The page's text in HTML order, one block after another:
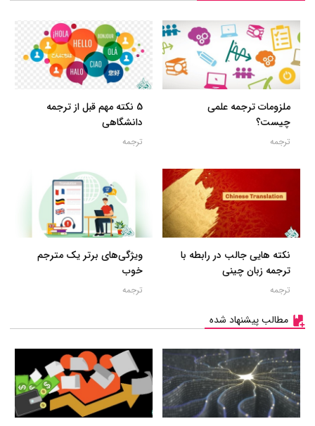
ملزومات ترجمه علمی
چیست؟
ترجمه
5 نکته مهم قبل از ترجمه
دانشگاهی
ترجمه
نکته هایی جالب در رابطه با
ترجمه زبان چینی
ترجمه
ویژگی‌های برتر یک مترجم
خوب
ترجمه
مطالب پیشنهاد شده